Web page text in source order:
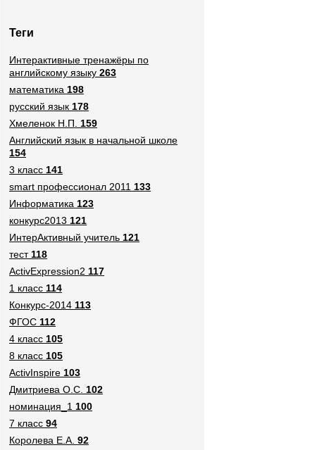
Теги
Интерактивные тренажёры по
английскому языку 263
математика 198
русский язык 178
Хмеленок Н.П.
159
Английский язык в начальной школе
154
3 класс 141
smart профессионал 2011 133
Информатика 123
конкурс2013 121
ИнтерАктивный учитель 121
тест118
ActivExpression2 117
1 класс 114
Конкурс-2014 113
ФГОС 112
4 класс 105
8 класс 105
ActivInspire 103
Дмитриева О.С. 102
номинация_1 100
7 класс 94
Королева Е.А. 92